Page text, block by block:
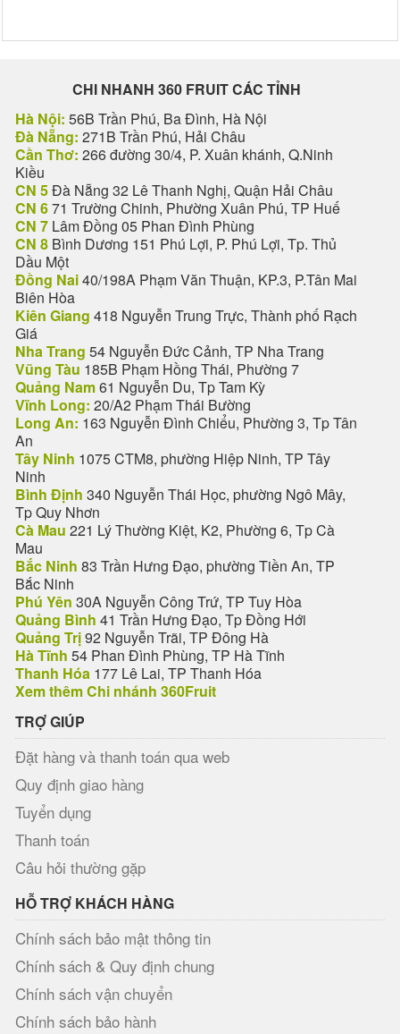
CHI NHANH 360 FRUIT CÁC TỈNH
Hà Nội: 56B Trần Phú, Ba Đình, Hà Nội
Đà Nẵng: 271B Trần Phú, Hải Châu
Cần Thơ: 266 đường 30/4, P. Xuân khánh, Q.Ninh
Kiều
CN 5Đà Nẵng 32 Lê Thanh Nghị, Quận Hải Châu
CN 671 Trường Chinh, Phường Xuân Phú, TP Huế
CN 7 Lâm Đồng 05 Phan Đình Phùng
CN 8 Bình Dương 151 Phú Lợi, P. Phú Lợi, Tp. Thủ
Dầu Một
Đồng Nai40/198A Phạm Văn Thuận, KP.3, P.Tân Mai
Biên Hòa
Kiên Giang 418 Nguyễn Trung Trực, Thành phố Rạch
Giá
Nha Trang 54 Nguyễn Đức Cảnh, TP Nha Trang
Vũng Tàu 185B Phạm Hồng Thái, Phường 7
Quảng Nam61 Nguyễn Du, Tp Tam Kỳ
Vĩnh Long: 20/A2 Phạm Thái Bường
Long An: 163 Nguyễn Đình Chiểu, Phường 3, Tp Tân
An
Tây Ninh 1075 CTM8, phường Hiệp Ninh, TP Tây
Ninh
Bình Định 340 Nguyễn Thái Học, phường Ngô Mây,
Tp Quy Nhơn
Cà Mau 221 Lý Thường Kiệt, K2, Phường 6, Tp Cà
Mau
Bắc Ninh 83 Trần Hưng Đạo, phường Tiền An, TP
Bắc Ninh
Phú Yên 30A Nguyễn Công Trứ, TP Tuy Hòa
Quảng Bình 41 Trần Hưng Đạo, Tp Đồng Hới
Quảng Trị92 Nguyễn Trãi, TP Đông Hà
Hà Tĩnh 54 Phan Đình Phùng, TP Hà Tĩnh
Thanh Hóa 177 Lê Lai, TP Thanh Hóa
Xem thêm Chi nhánh 360Fruit
TRỢ GIÚP
Đặt hàng và thanh toán qua web
Quy định giao hàng
Tuyển dụng
Thanh toán
Câu hỏi thường gặp
HỖ TRỢ KHÁCH HÀNG
Chính sách bảo mật thông tin
Chính sách & Quy định chung
Chính sách vận chuyển
Chính sách bảo hành